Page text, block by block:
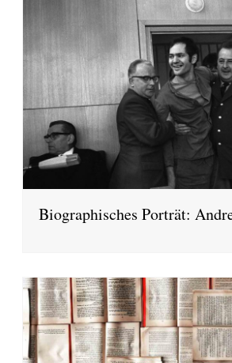
Biographisches Porträt: